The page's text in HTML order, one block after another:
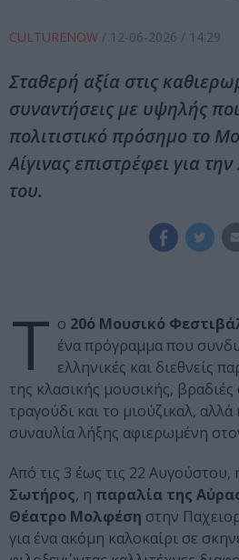
CULTURENOW / 12-06-2026 / 14:29
Σταθερή αξία στις
συναντήσεις με υψηλής
πολιτιστικό πρόσημο το
Αίγινας επιστρέφει για
του.
Τ ο 20ό Μουσικό
ένα πρόγραμμα που
ελληνικές και διεθνείς
της κλασικής μουσικής,
τραγούδι και το μιούζικαλ,
συναυλία λήξης αφιερωμένη
Από τις 3 έως τις 22 Αυγούστου,
Σωτήρος, η παραλία της
Θέατρο Μολφέση στην
για ένα ακόμη καλοκαίρι σε